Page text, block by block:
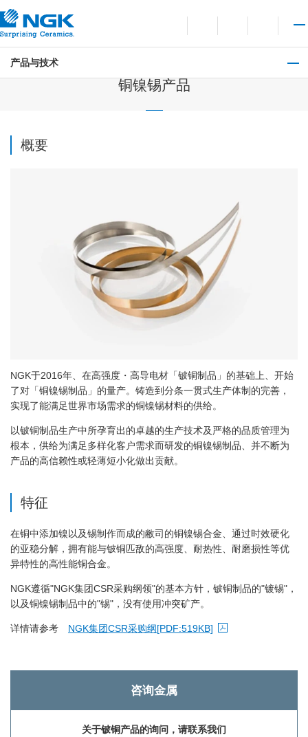
打开语言切换菜单
打开站点搜索打开
产品与技术
铜镍锡产品
概要
NGK于2016年、在高强度・高导电材「铍铜制品」的基础上、开始
了对「铜镍锡制品」的量产。铸造到分条一贯式生产体制的完善，
实现了能满足世界市场需求的铜镍锡材料的供给。
以铍铜制品生产中所孕育出的卓越的生产技术及严格的品质管理为
根本，供给为满足多样化客户需求而研发的铜镍锡制品、并不断为
产品的高信赖性或轻薄短小化做出贡献。
特征
在铜中添加镍以及锡制作而成的敝司的铜镍锡合金、通过时效硬化
的亚稳分解，拥有能与铍铜匹敌的高强度、耐热性、耐磨损性等优
异特性的高性能铜合金。
NGK遵循"NGK集团CSR采购纲领"的基本方针，铍铜制品的"镀锡"，
以及铜镍锡制品中的"锡"，没有使用冲突矿产。
详情请参考 NGK集团CSR采购纲[PDF:519KB]
咨询金属
关于铍铜产品的询问，请联系我们